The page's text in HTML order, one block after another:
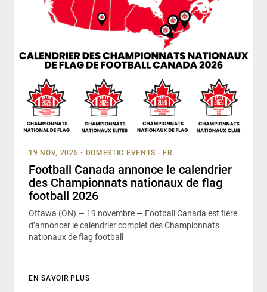
19 NOV, 2025 • DOMESTIC EVENTS - FR
Football Canada annonce le calendrier
des Championnats nationaux de flag
football 2026
Ottawa (ON) — 19 novembre — Football Canada est fière
d’annoncer le calendrier complet des Championnats
nationaux de flag football
EN SAVOIR PLUS